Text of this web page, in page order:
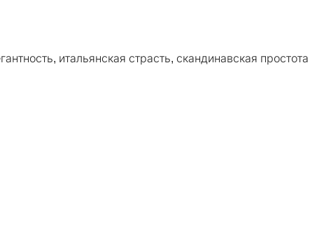
итальянская страсть, скандинавская простота